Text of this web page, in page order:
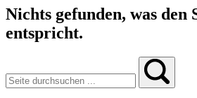
Nichts gefunden, was
entspricht.